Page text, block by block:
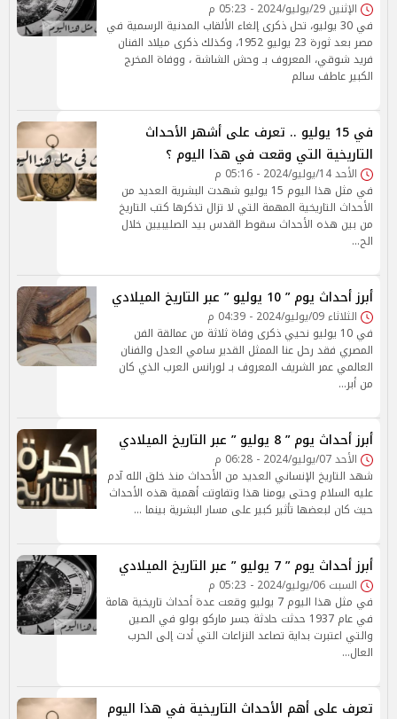
الإثنين 29/يوليو/2024 - 05:23 م
في 30 يوليو، تحل ذكرى إلغاء الألقاب المدنية الرسمية في
مصر بعد ثورة 23 يوليو 1952، وكذلك ذكرى ميلاد الفنان
فريد شوقي، المعروف بـ وحش الشاشة ، ووفاة المخرج
الكبير عاطف سالم
في 15 يوليو .. تعرف على أشهر الأحداث
التاريخية التي وقعت في هذا اليوم ؟
الأحد 14/يوليو/2024 - 05:16 م
في مثل هذا اليوم 15 يوليو شهدت البشرية العديد من
الأحداث التاريخية المهمة التي لا تزال تذكرها كتب التاريخ
من بين هذه الأحداث سقوط القدس بيد الصليبيين خلال
الح…
أبرز أحداث يوم ” 10 يوليو ” عبر التاريخ الميلادي
الثلاثاء 09/يوليو/2024 - 04:39 م
في 10 يوليو نحيي ذكرى وفاة ثلاثة من عمالقة الفن
المصري فقد رحل عنا الممثل القدير سامي العدل والفنان
العالمي عمر الشريف المعروف بـ لورانس العرب الذي كان
من أبر…
أبرز أحداث يوم ” 8 يوليو ” عبر التاريخ الميلادي
الأحد 07/يوليو/2024 - 06:28 م
شهد التاريخ الإنساني العديد من الأحداث منذ خلق الله آدم
عليه السلام وحتى يومنا هذا وتفاوتت أهمية هذه الأحداث
حيث كان لبعضها تأثير كبير على مسار البشرية بينما …
أبرز أحداث يوم ” 7 يوليو ” عبر التاريخ الميلادي
السبت 06/يوليو/2024 - 05:23 م
في مثل هذا اليوم 7 يوليو وقعت عدة أحداث تاريخية هامة
في عام 1937 حدثت حادثة جسر ماركو بولو في الصين
والتي اعتبرت بداية تصاعد النزاعات التي أدت إلى الحرب
العال…
تعرف على أهم الأحداث التاريخية في هذا اليوم